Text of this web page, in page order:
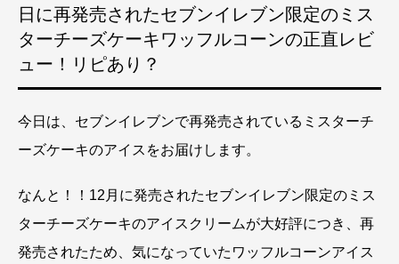
日に再発売されたセブンイレブン限定のミス
ターチーズケーキワッフルコーンの正直レビ
ュー！リピあり？
今日は、セブンイレブンで再発売されているミスターチ
ーズケーキのアイスをお届けします。
なんと！！12月に発売されたセブンイレブン限定のミス
ターチーズケーキのアイスクリームが大好評につき、再
発売されたため、気になっていたワッフルコーンアイス